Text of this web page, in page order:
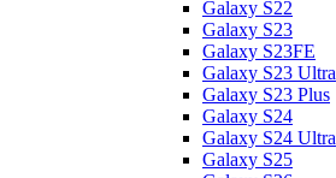
Galaxy S22
Galaxy S23
Galaxy S23FE
Galaxy S23 Ultra
Galaxy S23 Plus
Galaxy S24
Galaxy S24 Ultra
Galaxy S25